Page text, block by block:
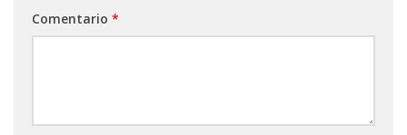
Comentario *